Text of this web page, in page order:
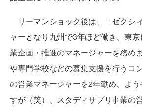
リーマンショック後は、「ゼクシ
ャーとなり九州で3年ほど働き、東
業企画・推進のマネージャーを務め
や専門学校などの募集支援を行うコ
の営業マネージャーを2年勤め、よ
すが（笑）、スタディサプリ事業の